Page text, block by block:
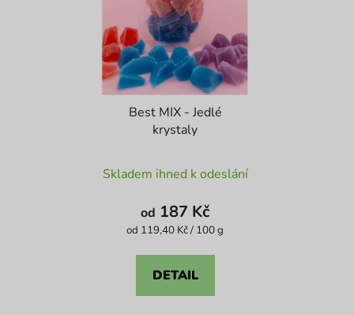
Best MIX - Jedlé
krystaly
hodnocení
produktu
je
z
Skladem ihned k odeslání
od 187 Kč
Měrná
od 119,40 Kč / 100 g
DETAIL